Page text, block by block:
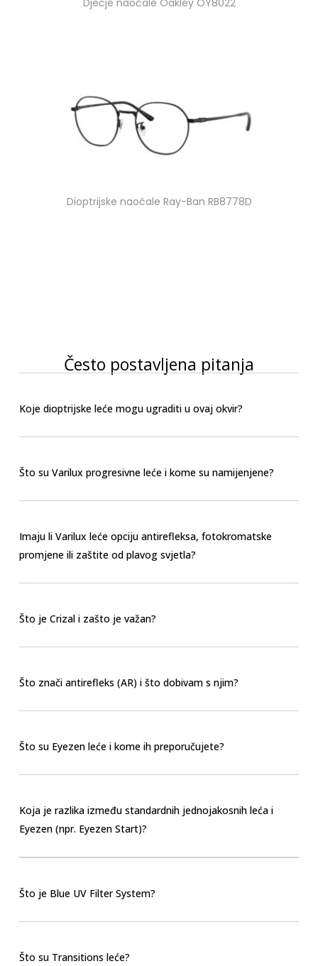
Dioptrijske naočale Ray-Ban RB8778D
Često postavljena pitanja
Koje dioptrijske leće mogu ugraditi u ovaj okvir?
Što su Varilux progresivne leće i kome su namijenjene?
Imaju li Varilux leće opciju antirefleksa, fotokromatske
promjene ili zaštite od plavog svjetla?
Što je Crizal i zašto je važan?
Što znači antirefleks (AR) i što dobivam s njim?
Što su Eyezen leće i kome ih preporučujete?
Koja je razlika između standardnih jednojakosnih leća i
Eyezen (npr. Eyezen Start)?
Što je Blue UV Filter System?
Što su Transitions leće?